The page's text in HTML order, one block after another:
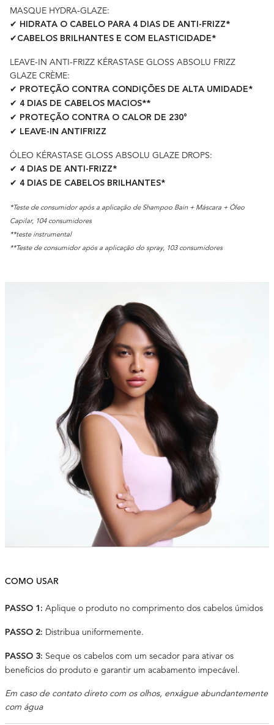
MASQUE HYDRA-GLAZE:
✔ HIDRATA O CABELO PARA 4 DIAS DE ANTI-FRIZZ*
✔CABELOS BRILHANTES E COM ELASTICIDADE*
LEAVE-IN ANTI-FRIZZ KÉRASTASE GLOSS ABSOLU FRIZZ
GLAZE CRÈME:
✔ PROTEÇÃO CONTRA CONDIÇÕES DE ALTA UMIDADE*
✔ 4 DIAS DE CABELOS MACIOS**
✔ PROTEÇÃO CONTRA O CALOR DE 230°
✔ LEAVE-IN ANTIFRIZZ
ÓLEO KÉRASTASE GLOSS ABSOLU GLAZE DROPS:
✔ 4 DIAS DE ANTI-FRIZZ*
✔ 4 DIAS DE CABELOS BRILHANTES*
*Teste de consumidor após a aplicação de Shampoo Bain + Máscara + Óleo
Capilar, 104 consumidores
**teste instrumental
**Teste de consumidor após a aplicação do spray, 103 consumidores
COMO USAR
PASSO 1: Aplique o produto no comprimento dos cabelos úmidos
PASSO 2: Distribua uniformemente.
PASSO 3: Seque os cabelos com um secador para ativar os
benefícios do produto e garantir um acabamento impecável.
Em caso de contato direto com os olhos, enxágue abundantemente
com água